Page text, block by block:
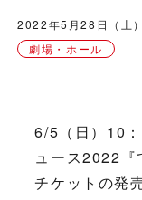
2022年5月28日（土）
劇場・ホール
6/5（日）10
ュース2022『
チケットの発